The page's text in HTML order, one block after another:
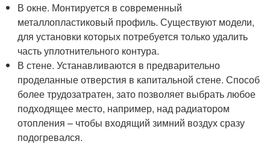
В окне. Монтируется в современный
металлопластиковый профиль. Существуют модели,
для установки которых потребуется только удалить
часть уплотнительного контура.
В стене. Устанавливаются в предварительно
проделанные отверстия в капитальной стене. Способ
более трудозатратен, зато позволяет выбрать любое
подходящее место, например, над радиатором
отопления – чтобы входящий зимний воздух сразу
подогревался.